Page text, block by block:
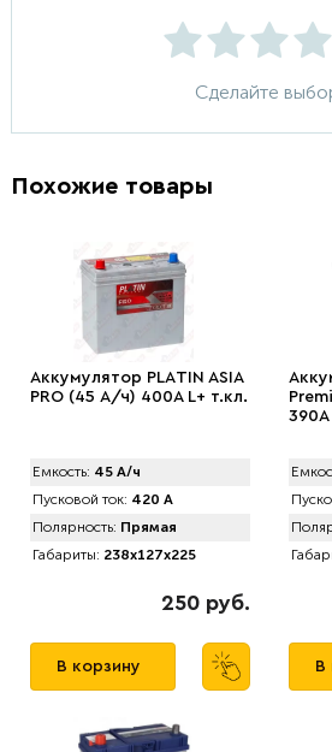
Сделайте
Похожие товары
Аккумулятор PLАTIN ASIA
PRO (45 А/ч) 400A L+ т.кл.
Емкость: 45 А/ч
Пусковой ток: 420 А
Полярность: Прямая
Габариты: 238x127x225
250 руб.
В корзину
390A
В